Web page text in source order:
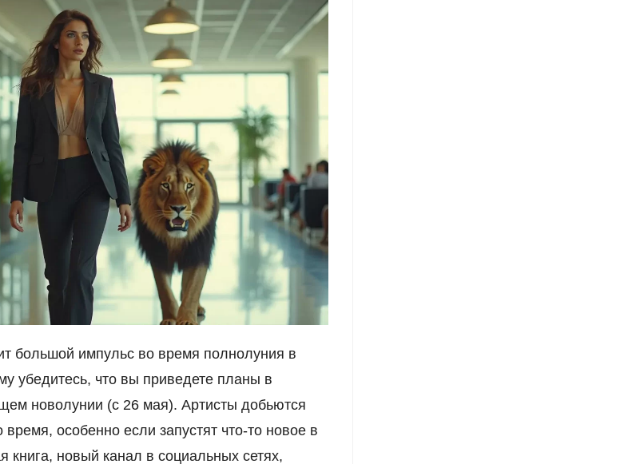
большой импульс во время полнолуния в
убедитесь, что вы приведете планы в
новолунии (с 26 мая). Артисты добьются
особенно если запустят что-то новое в
книга, новый канал в социальных сетях,